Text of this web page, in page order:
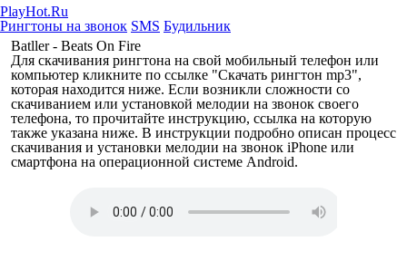
PlayHot.Ru
Рингтоны на звонок SMS Будильник
Batller - Beats On Fire
Для скачивания рингтона на свой мобильный телефон или
компьютер кликните по ссылке "Скачать рингтон mp3",
которая находится ниже. Если возникли сложности со
скачиванием или установкой мелодии на звонок своего
телефона, то прочитайте инструкцию, ссылка на которую
также указана ниже. В инструкции подробно описан процесс
скачивания и установки мелодии на звонок iPhone или
смартфона на операционной системе Android.